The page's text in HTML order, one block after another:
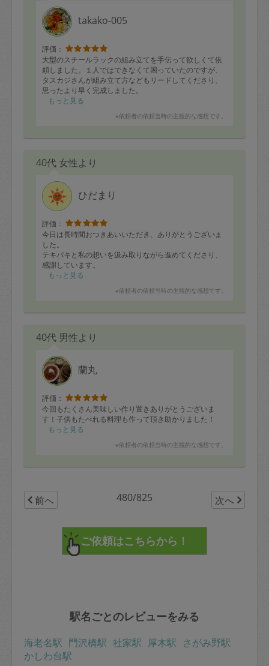
takako-005
評価：
大型のスチールラックの組み立てを手伝って欲しくて依
頼しました。１人ではできなくて困っていたのですが、
タスカジさんが組み立て方などもリードしてくださり、
思ったより早く完成しました。
や冷蔵庫の中などを、使いやすく整理しなおしていただ
ッキリしました。
とても助かりました。どうもありがとうございました。
もっと見る
※依頼者の依頼当時の主観的な感想です。
40代 女性より
ひだまり
評価：
今日は長時間おつきあいいただき、ありがとうございま
した。
テキパキと私の想いを汲み取りながら進めてくださり、
感謝しています。
子供も、帰宅後は驚いていて、片付け場所を説明する
また、時間が合えば、別の収納場所をお願いできればと
もっと見る
※依頼者の依頼当時の主観的な感想です。
40代 男性より
蘭丸
評価：
今回もたくさん美味しい作り置きありがとうございま
す！子供もたべれる料理も作って頂き助かりました！
もっと見る
※依頼者の依頼当時の主観的な感想です。
前へ 480/825 次へ
駅名ごとのレビューをみる
海老名駅 門沢橋駅 社家駅 厚木駅 さがみ野駅
かしわ台駅